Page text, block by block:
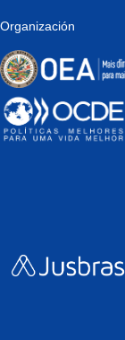
Organización